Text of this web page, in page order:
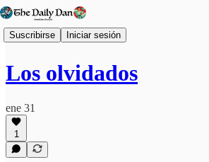
Suscribirse Iniciar sesión
Los olvidados
ene 31
1